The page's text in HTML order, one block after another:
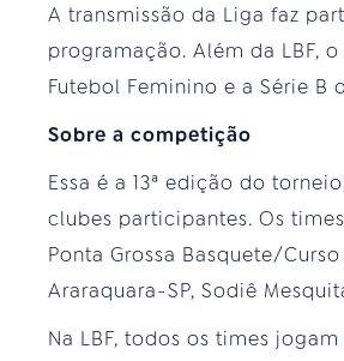
A transmissão da Liga faz
programação. Além da LBF,
Futebol Feminino e a Série B
Sobre a competição
Essa é a 13ª edição do
clubes participantes. Os
Ponta Grossa Basquete/
Araraquara-SP, Sodiê
Na LBF, todos os times